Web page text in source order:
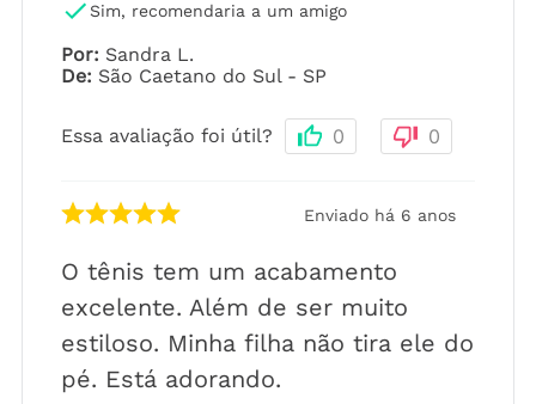
Sim, recomendaria a um amigo
Por: Sandra L.
De: São Caetano do Sul - SP
Essa avaliação foi útil? 0 0
Enviado há 6 anos
O tênis tem um acabamento
excelente. Além de ser muito
estiloso. Minha filha não tira ele do
pé. Está adorando.